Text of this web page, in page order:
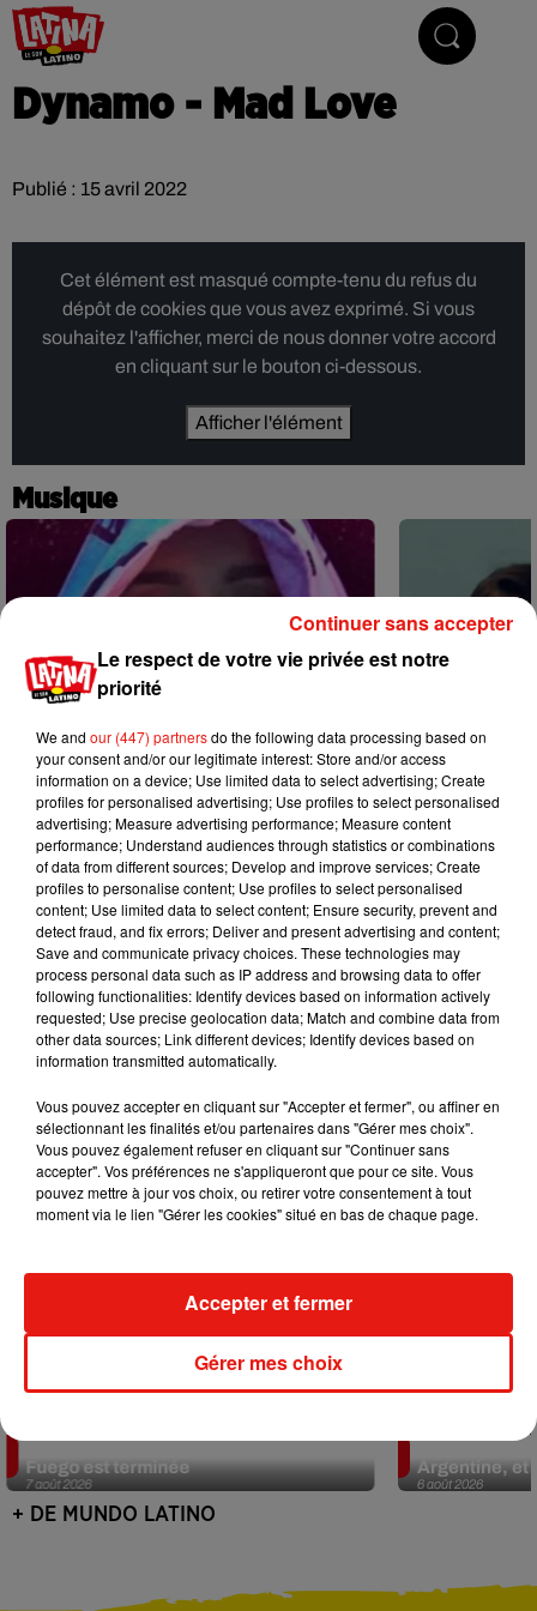
Dynamo - Mad Love
Publié : 15 avril 2022
Cet élément est masqué compte-tenu du refus du
dépôt de cookies que vous avez exprimé. Si vous
souhaitez l'afficher, merci de nous donner votre accord
en cliquant sur le bouton ci-dessous.
Afficher l'élément
Musique
6 août 2026
Karol G dévoile la tracklist de son
nouvel album… avec des invités...
5 août 2026
Benny
Becky G sur
+ DE MUSIQUE
Mundo Latino
7 août 2026
Guatemala : l'éruption du volcan de
Fuego est terminée
6 août 2026
Le fourmilier
Argentine, et
+ DE MUNDO LATINO
Le respect de votre vie privée est notre
priorité
We and our (447) partnersdo the following data processing based on
your consent and/or our legitimate interest: Store and/or access
information on a device; Use limited data to select advertising; Create
profiles for personalised advertising; Use profiles to select personalised
advertising; Measure advertising performance; Measure content
performance; Understand audiences through statistics or combinations
of data from different sources; Develop and improve services; Create
profiles to personalise content; Use profiles to select personalised
content; Use limited data to select content; Ensure security, prevent and
detect fraud, and fix errors; Deliver and present advertising and content;
Save and communicate privacy choices. These technologies may
process personal data such as IP address and browsing data to offer
following functionalities: Identify devices based on information actively
requested; Use precise geolocation data; Match and combine data from
other data sources; Link different devices; Identify devices based on
information transmitted automatically.
Vous pouvez accepter en cliquant sur "Accepter et fermer", ou affiner en
sélectionnant les finalités et/ou partenaires dans "Gérer mes choix".
Vous pouvez également refuser en cliquant sur "Continuer sans
accepter". Vos préférences ne s'appliqueront que pour ce site. Vous
pouvez mettre à jour vos choix, ou retirer votre consentement à tout
moment via le lien "Gérer les cookies" situé en bas de chaque page.
Gérer mes choix
Accepter et fermer
Continuer sans accepter